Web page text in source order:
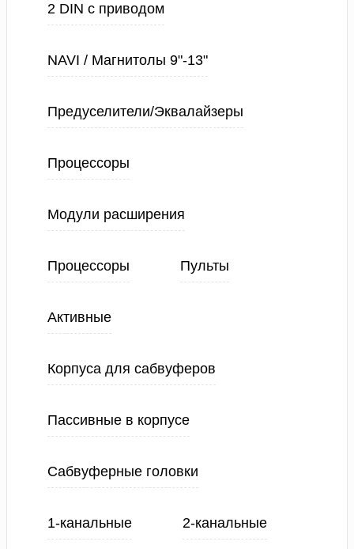
2 DIN с приводом
NAVI / Магнитолы 9"-13"
Предуселители/Эквалайзеры
Процессоры
Модули расширения
Процессоры Пульты
Активные
Корпуса для сабвуферов
Пассивные в корпусе
Сабвуферные головки
1-канальные 2-канальные